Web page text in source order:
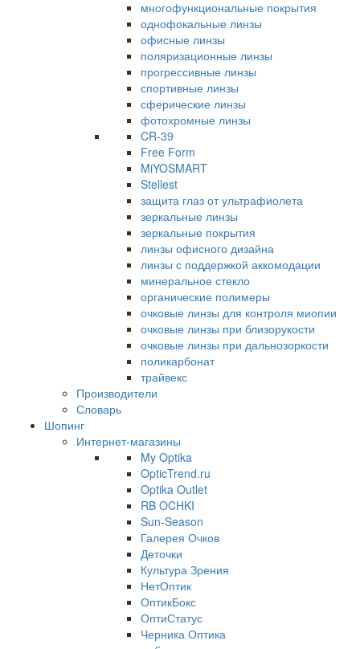
многофункциональные покрытия
однофокальные линзы
офисные линзы
поляризационные линзы
прогрессивные линзы
спортивные линзы
сферические линзы
фотохромные линзы
CR-39
Free Form
MiYOSMART
Stellest
защита глаз от ультрафиолета
зеркальные линзы
зеркальные покрытия
линзы офисного дизайна
линзы с поддержкой аккомодации
минеральное стекло
органические полимеры
очковые линзы для контроля миопии
очковые линзы при близорукости
очковые линзы при дальнозоркости
поликарбонат
трайвекс
Производители
Словарь
Шопинг
Интернет-магазины
My Optika
OpticTrend.ru
Optika Outlet
RB OCHKI
Sun-Season
Галерея Очков
Деточки
Культура Зрения
НетОптик
ОптикБокс
ОптиСтатус
Черника Оптика